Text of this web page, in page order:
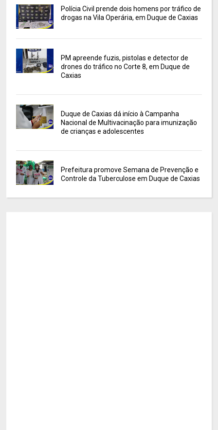
Polícia Civil prende dois homens por tráfico de
drogas na Vila Operária, em Duque de Caxias
PM apreende fuzis, pistolas e detector de
drones do tráfico no Corte 8, em Duque de
Caxias
Duque de Caxias dá início à Campanha
Nacional de Multivacinação para imunização
de crianças e adolescentes
Prefeitura promove Semana de Prevenção e
Controle da Tuberculose em Duque de Caxias